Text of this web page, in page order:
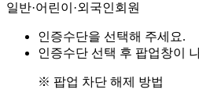
일반·어린이·외국인회원
인증수단을 선택해 주세요.
인증수단 선택 후 팝업창이
※ 팝업 차단 해제 방법